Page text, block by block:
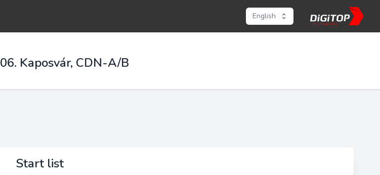
English
06. Kaposvár, CDN-A/B
Start list